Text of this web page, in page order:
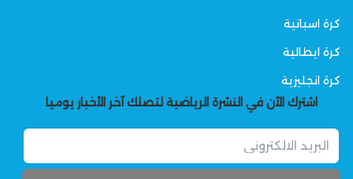
كرة اسبانية
كرة ايطالية
كرة انجليزية
اشترك الآن في النشرة الرياضية لتصلك آخر الأخبار يوميا